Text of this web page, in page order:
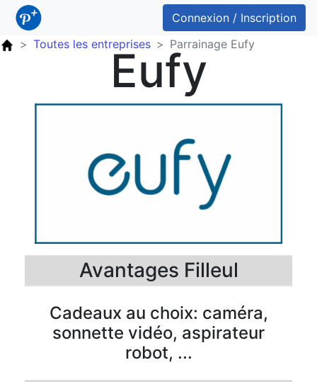
Connexion / Inscription
Toutes les entreprises
Parrainage Eufy
Eufy
Avantages Filleul
Cadeaux au choix: caméra,
sonnette vidéo, aspirateur
robot, ...